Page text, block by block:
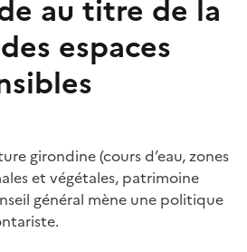
au titre de la
espaces
girondine (cours d’eau, zones
et végétales, patrimoine
général mène une politique